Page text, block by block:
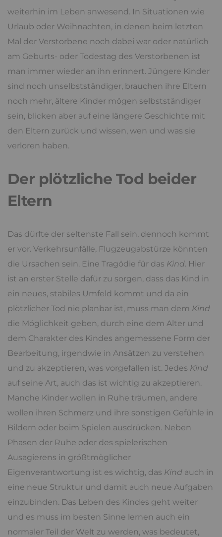
weiterhin im Leben anwesend. In Situationen wie
Urlaub oder Weihnachten, in denen beim letzten
Mal der Verstorbene noch dabei war oder natürlich
am Geburts- oder Todestag des Verstorbenen ist
man immer wieder an ihn erinnert. Jüngere Kinder
sind noch unselbstständiger, brauchen ihre Eltern
noch mehr, ältere Kinder mögen selbstständiger
sein, blicken aber auf eine längere Geschichte mit
den Eltern zurück und wissen, wen und was sie
verloren haben.
Der plötzliche Tod beider
Eltern
Das dürfte der seltenste Fall sein, dennoch kommt
er vor. Verkehrsunfälle, Flugzeugabstürze könnten
die Ursachen sein. Eine Tragödie für das Kind. Hier
ist an erster Stelle dafür zu sorgen, dass das Kind in
ein neues, stabiles Umfeld kommt und da ein
plötzlicher Tod nie planbar ist, muss man dem Kind
die Möglichkeit geben, durch eine dem Alter und
dem Charakter des Kindes angemessene Form der
Bearbeitung, irgendwie in Ansätzen zu verstehen
und zu akzeptieren, was vorgefallen ist. Jedes Kind
auf seine Art, auch das ist wichtig zu akzeptieren.
Manche Kinder wollen in Ruhe träumen, andere
wollen ihren Schmerz und ihre sonstigen Gefühle in
Bildern oder beim Spielen ausdrücken. Neben
Phasen der Ruhe oder des spielerischen
Ausagierens in größtmöglicher
Eigenverantwortung ist es wichtig, das Kind auch in
eine neue Struktur und damit auch neue Aufgaben
einzubinden. Das Leben des Kindes geht weiter
und es muss im besten Sinne lernen auch ein
normaler Teil der Welt zu werden, was bedeutet,